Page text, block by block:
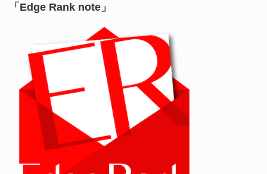
「Edge Rank note」